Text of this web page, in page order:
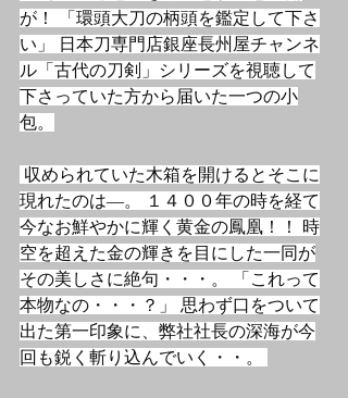
が！ 「環頭大刀の柄頭を鑑定して下さ
い」 日本刀専門店銀座長州屋チャンネ
ル「古代の刀剣」シリーズを視聴して
下さっていた方から届いた一つの小
包。
現れたのは―。 １４００年の時を経て
今なお鮮やかに輝く黄金の鳳凰！！ 時
空を超えた金の輝きを目にした一同が
その美しさに絶句・・・。 「これって
本物なの・・・？」 思わず口をついて
出た第一印象に、弊社社長の深海が今
回も鋭く斬り込んでいく・・。